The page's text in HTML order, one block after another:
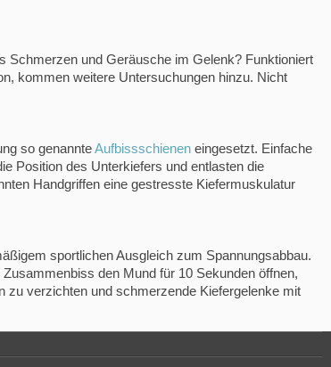
Schmerzen und Geräusche im Gelenk? Funktioniert
kommen weitere Untersuchungen hinzu. Nicht
so genannteAufbissschienen eingesetzt. Einfache
Position des Unterkiefers und entlasten die
Handgriffen eine gestresste Kiefermuskulatur
sportlichen Ausgleich zum Spannungsabbau.
den Mund für 10 Sekunden öffnen,
zu verzichten und schmerzende Kiefergelenke mit